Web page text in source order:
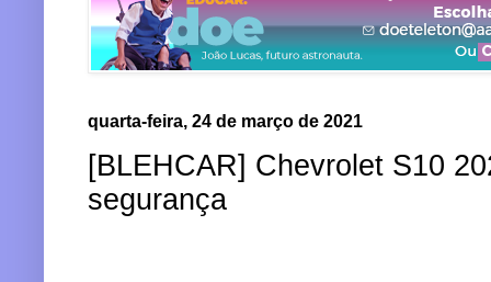
quarta-feira, 24 de março de 2021
[BLEHCAR] Chevrolet S10
segurança